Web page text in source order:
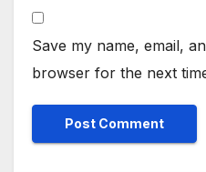
Save my name, email,
browser for the next